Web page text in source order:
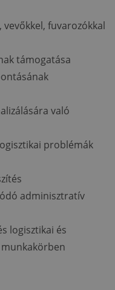
fuvarozókkal
támogatása
való
problémák
adminisztratív
logisztikai és